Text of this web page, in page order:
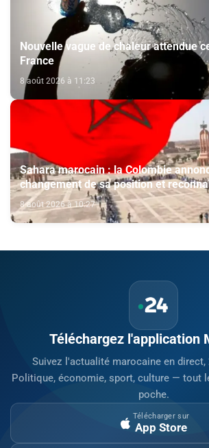
Nouvelle vague de chaleur attendue
France
8 août 2026 à 11:23
Sahara marocain : la Colombie
changement de sa position et
souveraineté du Maroc sur son
8 août 2026 à 10:27
Téléchargez l'application
Suivez l'actualité marocaine en
Politique, économie, sport, culture — tout
poche.
Télécharger sur
App Store